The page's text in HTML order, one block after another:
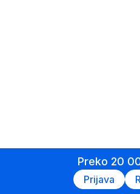
Preko 20
Prijava